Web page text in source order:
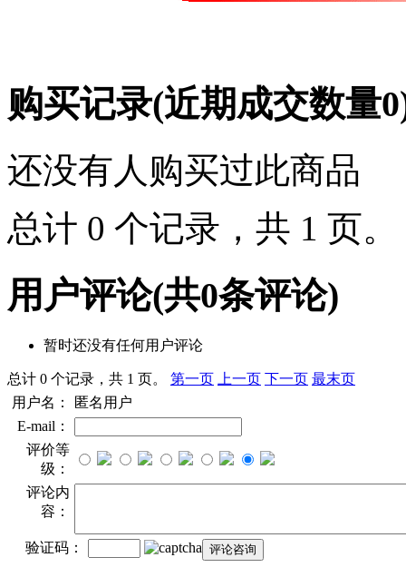
购买记录(近期成交数量0
还没有人购买过此商品
总计 0 个记录，共 1 页。
用户评论(共0条评论)
暂时还没有任何用户评论
总计 0 个记录，共 1 页。 第一页 上一页 下一页 最末页
用户名：
匿名用户
E-mail：
评价等
级：
评论内
容：
验证码：